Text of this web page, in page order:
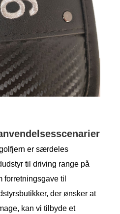
er særdeles
til driving range på
forretningsgave til
der ønsker at
kan vi tilbyde et